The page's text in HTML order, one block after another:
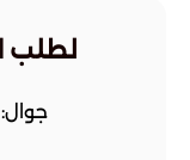
لطلب
جوال: